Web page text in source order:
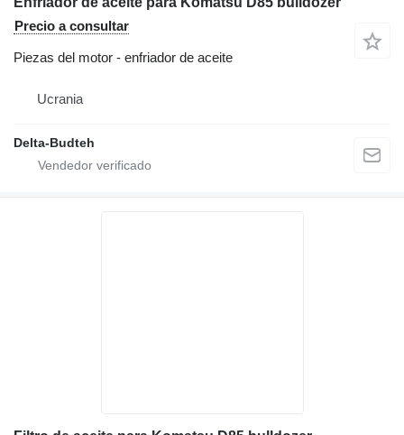
Precio a consultar
Piezas del motor - enfriador de aceite
Ucrania
Delta-Budteh